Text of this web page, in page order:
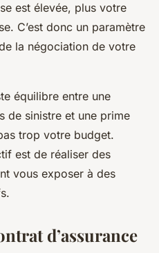
est élevée, plus votre
C’est donc un paramètre
la négociation de votre
équilibre entre une
de sinistre et une prime
trop votre budget.
est de réaliser des
vous exposer à des
d’assurance